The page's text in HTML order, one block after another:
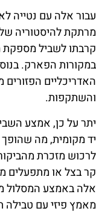
מרתקת להיסטוריה
קרבתו לשביל מספקת
במקורות הפארק.
האדריכליים
והשתקפות.
יתר על כן, אמצע
יד מקומית, מה שהופך
לרכוש מזכרת
קר בצל או מתפעלים
אלה באמצע המסלול
מאמץ פיזי עם טבילה